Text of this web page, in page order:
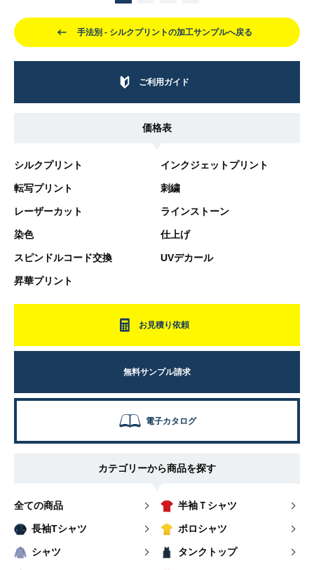
ご利用ガイド
価格表
シルクプリント インクジェットプリント
転写プリント 刺繍
レーザーカット ラインストーン
染色 仕上げ
スピンドルコード交換 UVデカール
昇華プリント
お見積り依頼
無料サンプル請求
電子カタログ
カテゴリーから商品を探す
全ての商品 半袖Ｔシャツ
長袖Tシャツ ポロシャツ
シャツ タンクトップ
手法別 - シルクプリントの加工サンプルへ戻る